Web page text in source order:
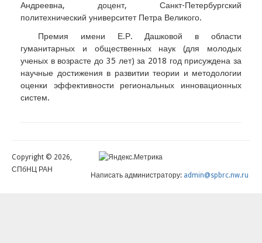
Андреевна, доцент, Санкт-Петербургский
политехнический университет Петра Великого.
Премия имени Е.Р. Дашковой в области
гуманитарных и общественных наук (для молодых
ученых в возрасте до 35 лет) за 2018 год присуждена за
научные достижения в развитии теории и методологии
оценки эффективности региональных инновационных
систем.
Copyright © 2026,
СПбНЦ РАН
Написать администратору: admin@spbrc.nw.ru